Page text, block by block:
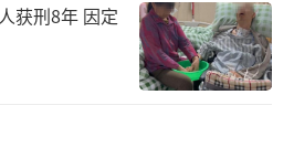
获刑8年 因定